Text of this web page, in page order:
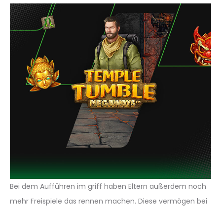
Bei dem Aufführen im griff haben Eltern außerdem noch
mehr Freispiele das rennen machen. Diese vermögen bei